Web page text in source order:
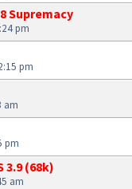
Supremacy
pm
pm
am
pm
3.9 (68k)
am